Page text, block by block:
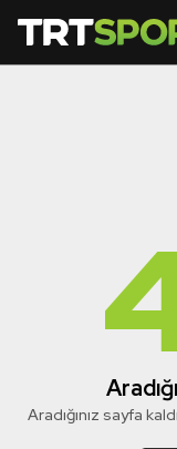
Aradığınız sayfa